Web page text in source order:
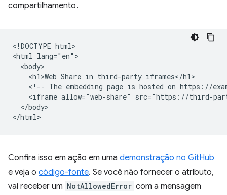
compartilhamento.
<!DOCTYPE html>
<html lang="en">
  <body>
    <h1>Web Share in third-party iframes</h1>
<!-- The embedding page is hosted on https://
<iframe allow="web-share" src="https://third-
  </body>
Confira isso em ação em uma demonstração no GitHub
e veja o código-fonte. Se você não fornecer o atributo,
vai receber um NotAllowedError com a mensagem